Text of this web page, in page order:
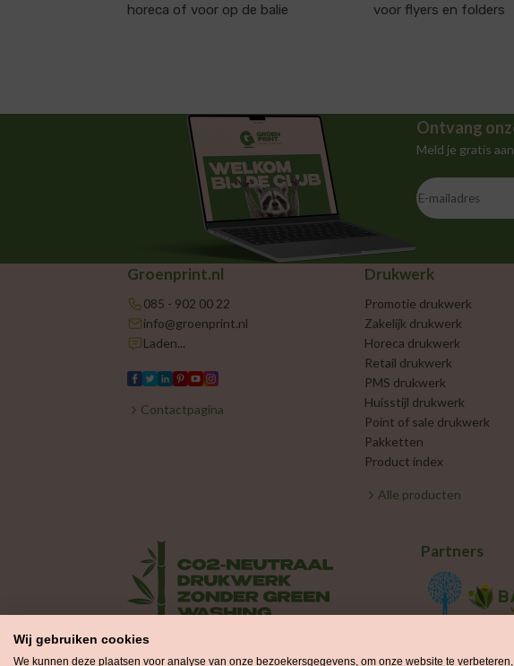
horeca of voor op de balie
voor flyers en folders
Ontvang
Meld je gratis
Groenprint.nl
085 - 902 00 22
info@groenprint.nl
Laden...
Contactpagina
Drukwerk
Promotie drukwerk
Zakelijk drukwerk
Horeca drukwerk
Retail drukwerk
PMS drukwerk
Huisstijl drukwerk
Point of sale drukwerk
Pakketten
Product index
Alle producten
Partners
Wij gebruiken cookies
We kunnen deze plaatsen voor analyse van onze bezoekersgegevens, om onze website te